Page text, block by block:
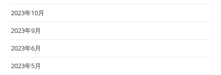
2023年10月
2023年9月
2023年6月
2023年5月